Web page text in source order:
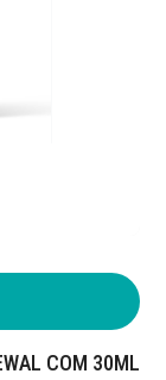
COM 30ML